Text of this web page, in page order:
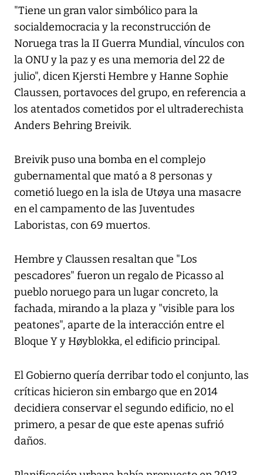
"Tiene un gran valor simbólico para la
socialdemocracia y la reconstrucción de
Noruega tras la II Guerra Mundial, vínculos con
la ONU y la paz y es una memoria del 22 de
julio", dicen Kjersti Hembre y Hanne Sophie
Claussen, portavoces del grupo, en referencia a
los atentados cometidos por el ultraderechista
Anders Behring Breivik.
Breivik puso una bomba en el complejo
gubernamental que mató a 8 personas y
cometió luego en la isla de Utøya una masacre
en el campamento de las Juventudes
Laboristas, con 69 muertos.
Hembre y Claussen resaltan que "Los
pescadores" fueron un regalo de Picasso al
pueblo noruego para un lugar concreto, la
fachada, mirando a la plaza y "visible para los
peatones", aparte de la interacción entre el
Bloque Y y Høyblokka, el edificio principal.
El Gobierno quería derribar todo el conjunto, las
críticas hicieron sin embargo que en 2014
decidiera conservar el segundo edificio, no el
primero, a pesar de que este apenas sufrió
daños.